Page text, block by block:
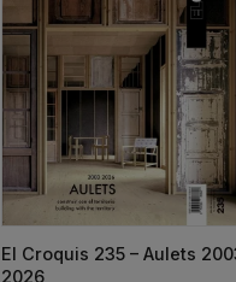
El Croquis 235 – Aulets
2026